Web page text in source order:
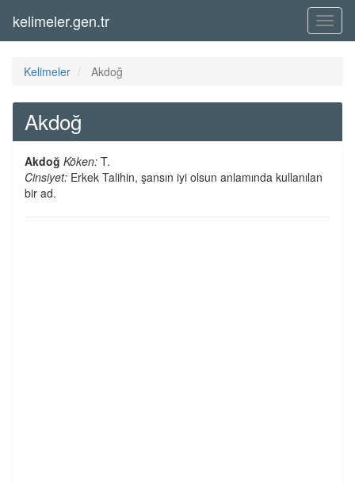
Menü
kelimeler.gen.tr
Kelimeler Akdoğ
Akdoğ
Akdoğ Köken: T.
Cinsiyet: Erkek Talihin, şansın iyi olsun anlamında kullanılan
bir ad.